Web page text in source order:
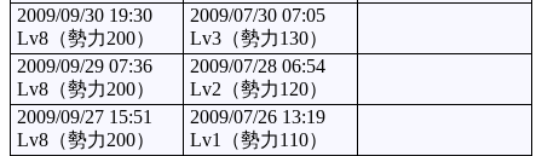
2009/09/30 19:30
Lv8（勢力200）
2009/07/30 07:05
Lv3（勢力130）
2009/09/29 07:36
Lv8（勢力200）
2009/07/28 06:54
Lv2（勢力120）
2009/09/27 15:51
Lv8（勢力200）
2009/07/26 13:19
Lv1（勢力110）